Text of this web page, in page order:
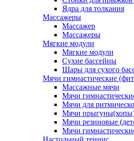
Ядра для толкания
Массажеры
Массажер
Массажеры
Мягкие модули
Мягкие модули
Сухие бассейны
Шары для сухого
Мячи гимнастические
Массажные мячи
Мячи
Мячи для
Мячи
Мячи резиновые
Мячи
Настольный теннис